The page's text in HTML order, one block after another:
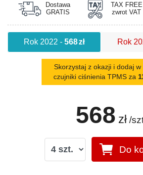
Dostawa
GRATIS
TAX FREE
zwrot VAT
Rok 2022 -568zł Rok
Skorzystaj z okazji i dodaj w
czujniki ciśnienia TPMS za
568 zł /
Do